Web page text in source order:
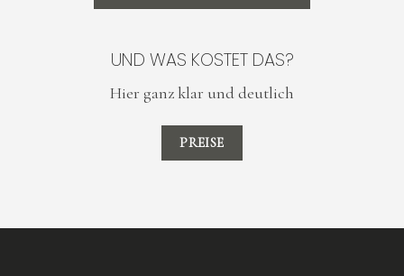
UND WAS KOSTET DAS?
Hier ganz klar und deutlich
PREISE